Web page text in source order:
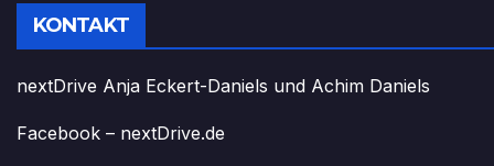
KONTAKT
nextDrive Anja Eckert-Daniels und Achim Daniels
Facebook – nextDrive.de